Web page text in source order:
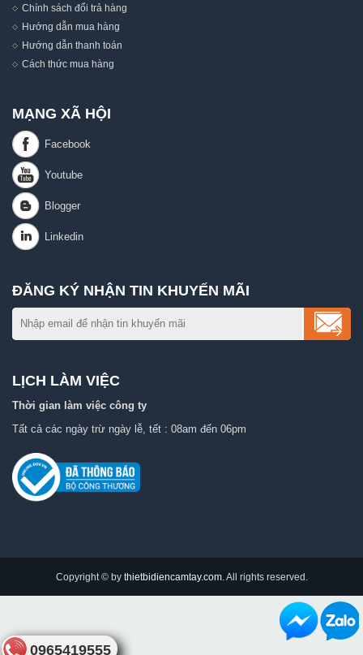
Chính sách đổi trả hàng
Hướng dẫn mua hàng
Hướng dẫn thanh toán
Cách thức mua hàng
MẠNG XÃ HỘI
ĐĂNG KÝ NHẬN TIN KHUYẾN MÃI
LỊCH LÀM VIỆC
Thời gian làm việc công ty
Tất cả các ngày trừ ngày lễ, tết : 08am đến 06pm
Copyright © by thietbidiencamtay.com. All rights reserved.
0965419555